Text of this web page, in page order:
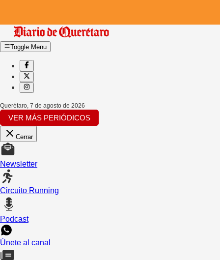
Toggle Menu
Querétaro, 7 de agosto de 2026
VER MÁS PERIÓDICOS
Cerrar
Newsletter
Circuito Running
Podcast
Únete al canal